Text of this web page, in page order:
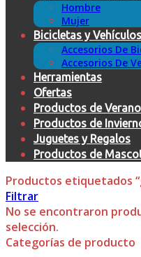
Hombre
Mujer
Bicicletas y Vehículos
Accesorios De
Accesorios De
Herramientas
Ofertas
Productos de Verano
Productos de
Juguetes y Regalos
Productos de
Productos etiquetados
Filtrar
No se encontraron
selección.
Categorías de producto